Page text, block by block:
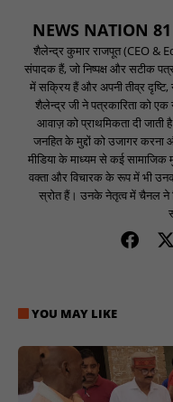
NEWS NATION
शैलेन्द्र कुमार राजपूत (CEO &
संपादक हैं, जो निष्पक्ष और सटीक
में सक्रिय हैं और अपनी तीव्र दृष्टि,
शैलेन्द्र जी ने पत्रकारिता को
आवाज़ को प्राथमिकता दी जाती
जनहित के मुद्दों को उजागर
मीडिया के माध्यम से कई सामाजिक
वक्ता और विचारक के रूप में भी
स्रोत हैं। उनके नेतृत्व में चैनल ने
YOU MAY LIKE